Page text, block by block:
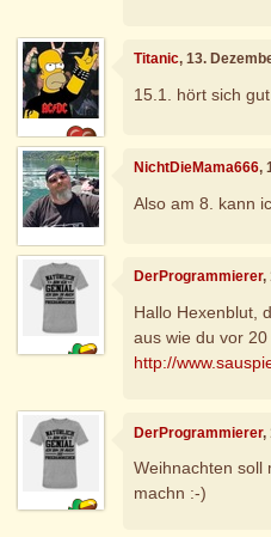
Titanic, 13.
15.1. hört sich
NichtDieMama666,
Also am 8. kann
DerProgrammierer,
Hallo Hexenblut,
aus wie du vor
http://
DerProgrammierer,
Weihnachten soll
machn :-)